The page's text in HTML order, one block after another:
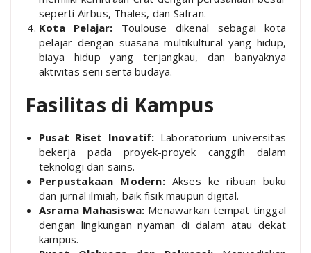
seperti Airbus, Thales, dan Safran.
Kota Pelajar: Toulouse dikenal sebagai kota
pelajar dengan suasana multikultural yang hidup,
biaya hidup yang terjangkau, dan banyaknya
aktivitas seni serta budaya.
Fasilitas di Kampus
Pusat Riset Inovatif: Laboratorium universitas
bekerja pada proyek-proyek canggih dalam
teknologi dan sains.
Perpustakaan Modern:Akses ke ribuan buku
dan jurnal ilmiah, baik fisik maupun digital.
Asrama Mahasiswa: Menawarkan tempat tinggal
dengan lingkungan nyaman di dalam atau dekat
kampus.